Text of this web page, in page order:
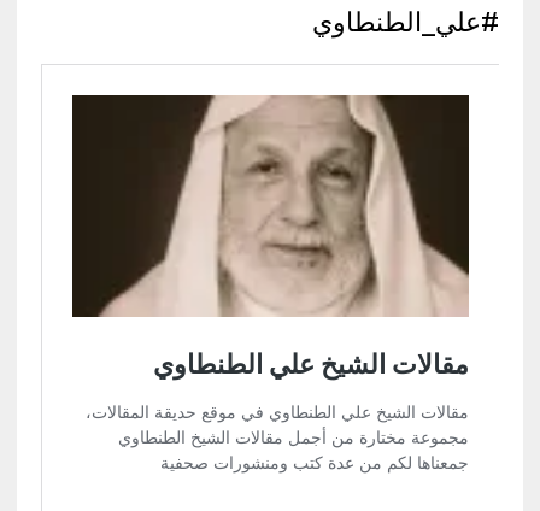
#علي_الطنطاوي